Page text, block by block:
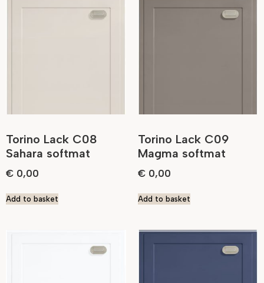
Torino Lack C08
Sahara softmat
€ 0,00
Add to basket
Torino Lack C09
Magma softmat
€ 0,00
Add to basket